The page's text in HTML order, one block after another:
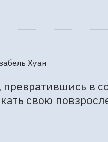
Хуан
в
свою